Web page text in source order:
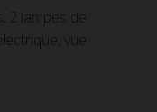
lampes de
vue